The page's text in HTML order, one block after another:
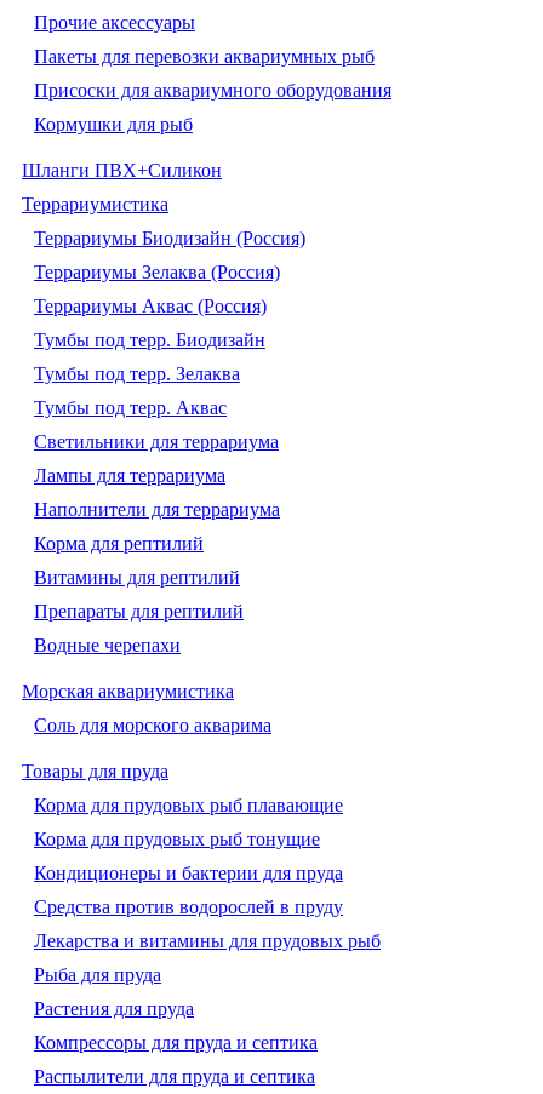
Прочие аксессуары
Пакеты для перевозки аквариумных рыб
Присоски для аквариумного оборудования
Кормушки для рыб
Шланги ПВХ+Силикон
Террариумистика
Террариумы Биодизайн (Россия)
Террариумы Зелаква (Россия)
Террариумы Аквас (Россия)
Тумбы под терр. Биодизайн
Тумбы под терр. Зелаква
Тумбы под терр. Аквас
Светильники для террариума
Лампы для террариума
Наполнители для террариума
Корма для рептилий
Витамины для рептилий
Препараты для рептилий
Водные черепахи
Морская аквариумистика
Соль для морского акварима
Товары для пруда
Корма для прудовых рыб плавающие
Корма для прудовых рыб тонущие
Кондиционеры и бактерии для пруда
Средства против водорослей в пруду
Лекарства и витамины для прудовых рыб
Рыба для пруда
Растения для пруда
Компрессоры для пруда и септика
Распылители для пруда и септика